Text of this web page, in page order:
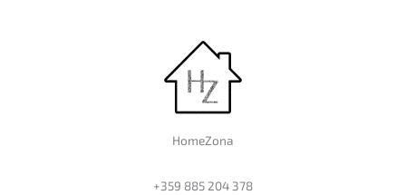
HomeZona
+359 885 204 378